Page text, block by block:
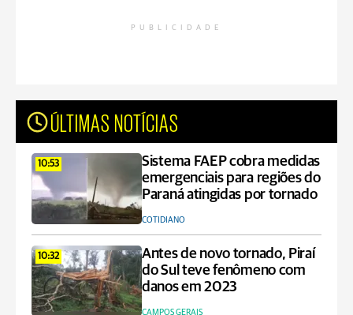
PUBLICIDADE
ÚLTIMAS NOTÍCIAS
10:53
Sistema FAEP cobra medidas
emergenciais para regiões do
Paraná atingidas por tornado
COTIDIANO
10:32
Antes de novo tornado, Piraí
do Sul teve fenômeno com
danos em 2023
CAMPOS GERAIS